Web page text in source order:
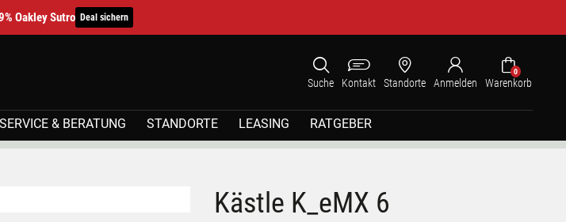
Oakley Sutro Deal sichern
Suche Kontakt Standorte Anmelden
0
Warenkorb
SERVICE & BERATUNG STANDORTE LEASING RATGEBER
Kästle K_eMX 6